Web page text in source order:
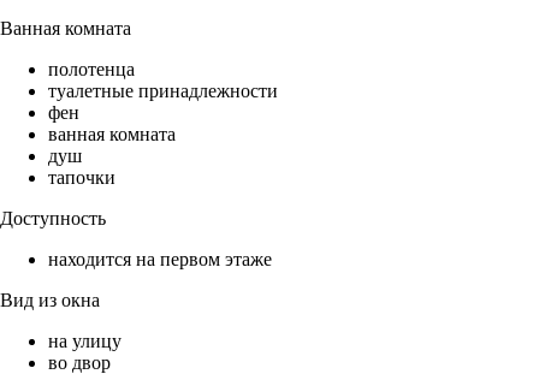
Ванная комната
полотенца
туалетные принадлежности
фен
ванная комната
душ
тапочки
Доступность
находится на первом этаже
Вид из окна
на улицу
во двор